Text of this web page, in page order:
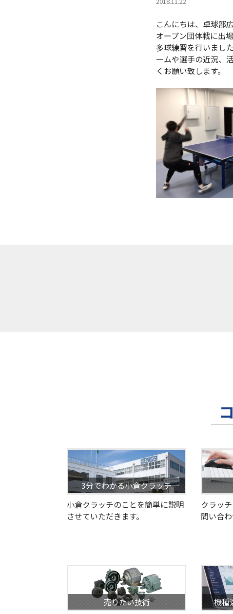
こんにちは、卓球部
オープン団体戦に出
多球練習を行いまし
ームや選手の近況、
くお願い致します。
3分でわかる小倉クラッチ
小倉クラッチのことを簡単に説明
させていただきます。
クラッ
問い合
売りたい技術
機種